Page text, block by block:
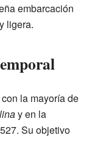
embarcación
ligera.
la mayoría de
y en la
Su objetivo